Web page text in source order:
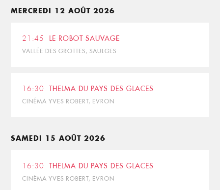
MERCREDI 12 AOÛT 2026
21:45 LE ROBOT SAUVAGE
VALLÉE DES GROTTES, SAULGES
16:30 THELMA DU PAYS DES GLACES
CINÉMA YVES ROBERT, EVRON
SAMEDI 15 AOÛT 2026
16:30 THELMA DU PAYS DES GLACES
CINÉMA YVES ROBERT, EVRON